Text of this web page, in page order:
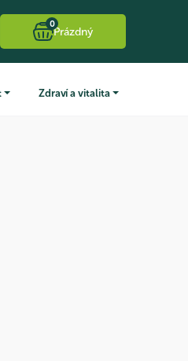
0
Prázdný
Zdraví a vitalita